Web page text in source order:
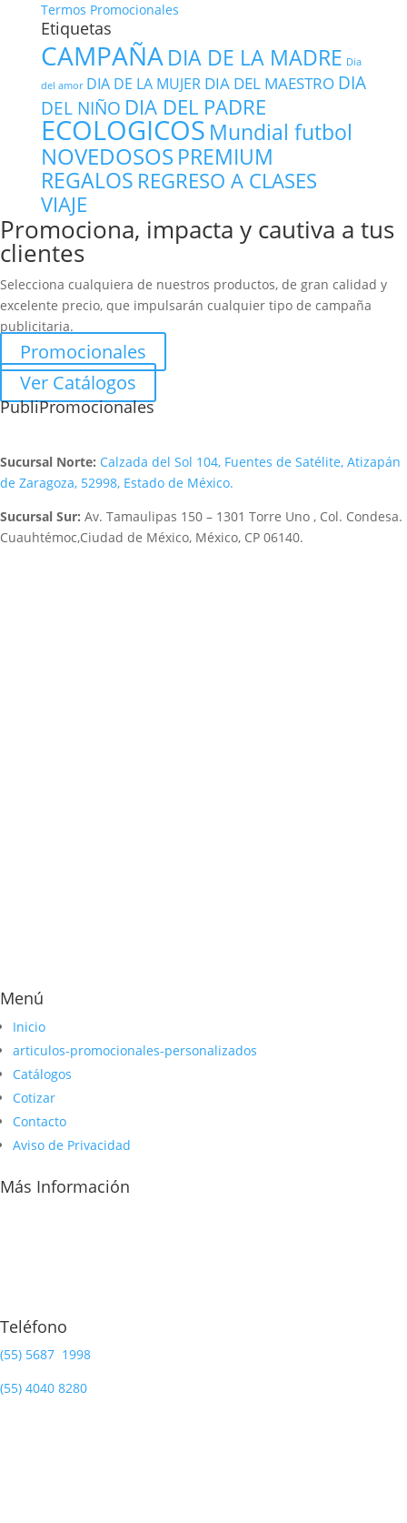
Termos Promocionales
Etiquetas
CAMPAÑA DIA DE LA MADRE Dia
del amor DIA DE LA MUJER DIA DEL MAESTRO DIA
DEL NIÑO DIA DEL PADRE
ECOLOGICOS Mundial futbol
NOVEDOSOS PREMIUM
REGALOS REGRESO A CLASES
VIAJE
Promociona, impacta y cautiva a tus
clientes
Selecciona cualquiera de nuestros productos, de gran calidad y
excelente precio, que impulsarán cualquier tipo de campaña
publicitaria.
Promocionales
Ver Catálogos
PubliPromocionales
Sucursal Norte: Calzada del Sol 104, Fuentes de Satélite, Atizapán
de Zaragoza, 52998, Estado de México.
Sucursal Sur: Av. Tamaulipas 150 – 1301 Torre Uno , Col. Condesa.
Cuauhtémoc,Ciudad de México, México, CP 06140.
Menú
Inicio
articulos-promocionales-personalizados
Catálogos
Cotizar
Contacto
Aviso de Privacidad
Más Información
Teléfono
(55) 5687 1998
(55) 4040 8280